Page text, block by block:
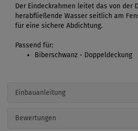
Der Eindeckrahmen leitet das von der
herabfließende Wasser seitlich am
für eine sichere Abdichtung.
Passend für:
Biberschwanz - Doppeldeckung
Einbauanleitung
Bewertungen